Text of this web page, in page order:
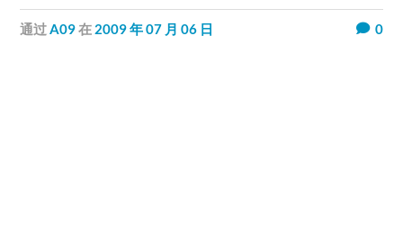
通过A09在 2009 年 07 月 06 日 0